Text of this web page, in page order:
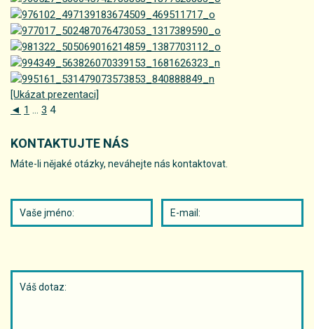
[Ukázat prezentaci]
◄ 1 ... 3 4
KONTAKTUJTE NÁS
Máte-li nějaké otázky, neváhejte nás kontaktovat.
jméno:
mail: